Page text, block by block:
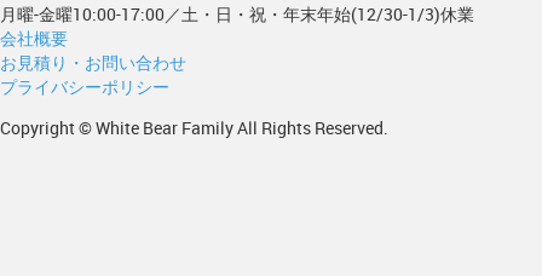
月曜-金曜10:00-17:00／土・日・祝・年末年始(12/30-1/3)休業
会社概要
お見積り・お問い合わせ
プライバシーポリシー
Copyright © White Bear Family All Rights Reserved.